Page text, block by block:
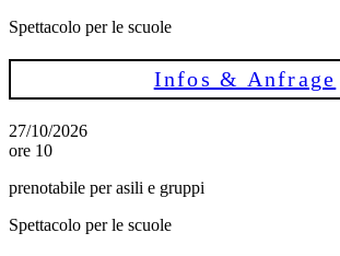
Spettacolo per le scuole
Infos & Anfrage
27/10/2026
ore 10
prenotabile per asili e gruppi
Spettacolo per le scuole